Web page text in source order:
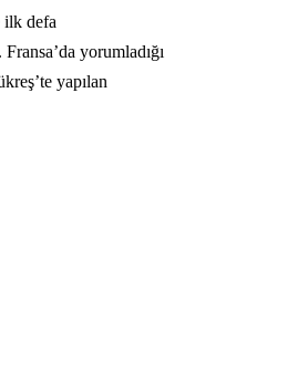
ilk defa
yorumladığı
yapılan